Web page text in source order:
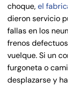
choque,el
dieron servicio
fallas en los
frenos
vuelque. Si un
furgoneta o
desplazarse y